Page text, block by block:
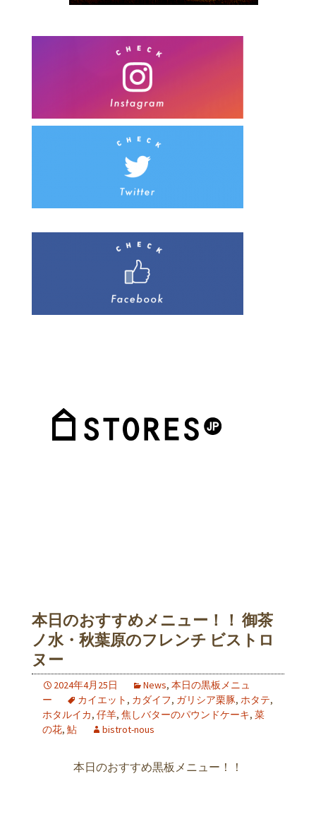
本日のおすすめメニュー！！ 御茶
ノ水・秋葉原のフレンチ ビストロ
ヌー
2024年4月25日 News, 本日の黒板メニュ
ー
カイエット , カダイフ, ガリシア栗豚, ホタテ,
ホタルイカ, 仔羊, 焦しバターのパウンドケーキ, 菜
の花, 鮎 bistrot-nous
本日のおすすめ黒板メニュー！！